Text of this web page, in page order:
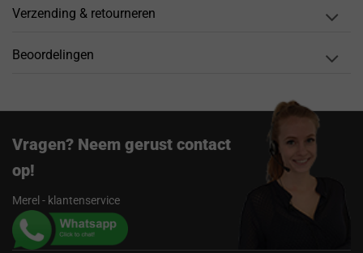
Verzending & retourneren
Beoordelingen
Vragen? Neem gerust contact
op!
Merel - klantenservice